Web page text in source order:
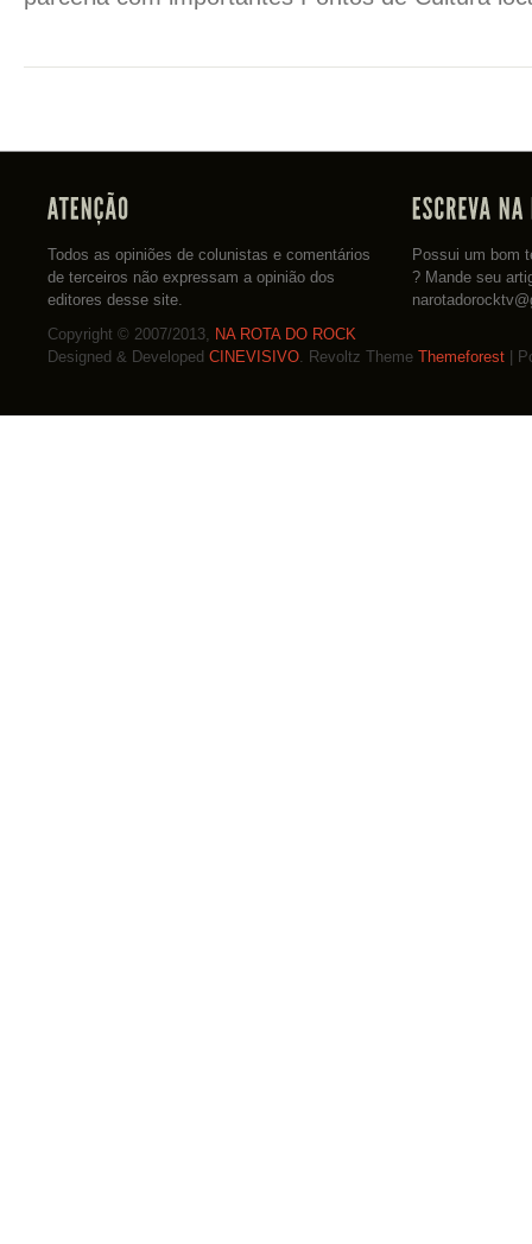
Todos as opiniões de colunistas e comentários
de terceiros não expressam a opinião dos
editores desse site.
Possui um bom
? Mande seu
Copyright © 2007/2013, NA ROTA DO ROCK
Designed & Developed CINEVISIVO. Revoltz Theme Themeforest |